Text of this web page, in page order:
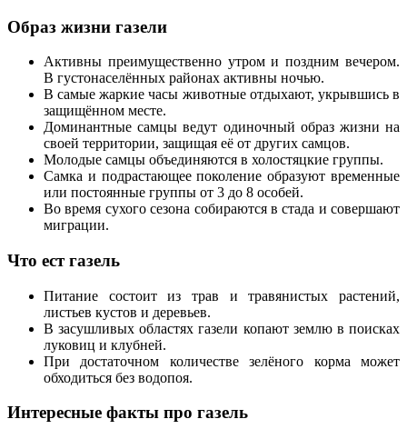
Образ жизни газели
Активны преимущественно утром и поздним вечером.
В густонаселённых районах активны ночью.
В самые жаркие часы животные отдыхают, укрывшись в
защищённом месте.
Доминантные самцы ведут одиночный образ жизни на
своей территории, защищая её от других самцов.
Молодые самцы объединяются в холостяцкие группы.
Самка и подрастающее поколение образуют временные
или постоянные группы от 3 до 8 особей.
Во время сухого сезона собираются в стада и совершают
миграции.
Что ест газель
Питание состоит из трав и травянистых растений,
листьев кустов и деревьев.
В засушливых областях газели копают землю в поисках
луковиц и клубней.
При достаточном количестве зелёного корма может
обходиться без водопоя.
Интересные факты про газель